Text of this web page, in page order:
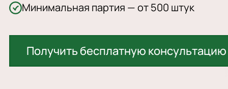
Минимальная партия — от 500 штук
Получить бесплатную консультацию